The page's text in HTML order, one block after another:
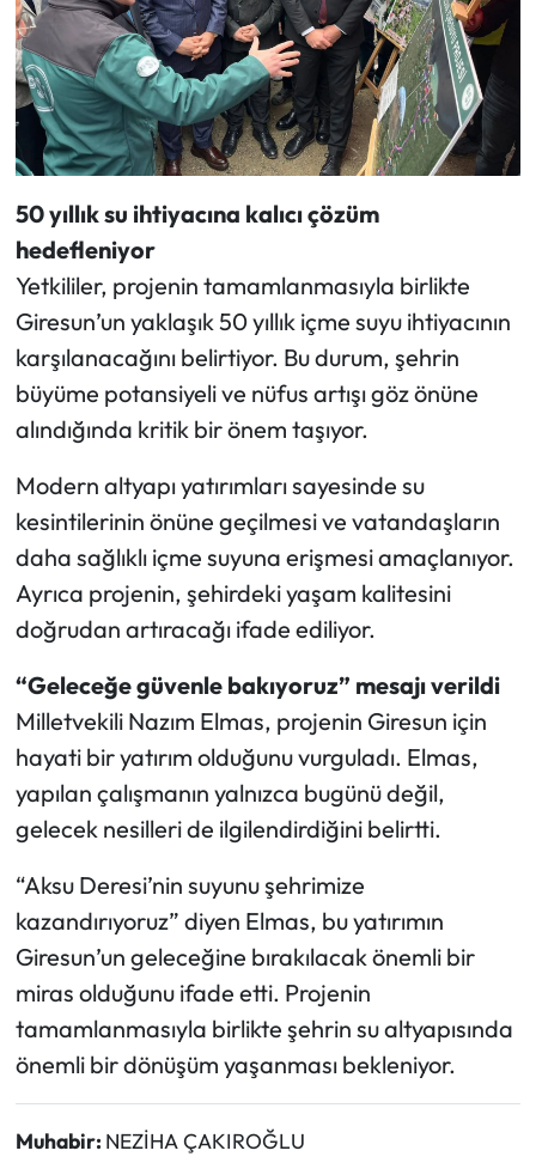
50 yıllık su ihtiyacına kalıcı çözüm
hedefleniyor
Yetkililer, projenin tamamlanmasıyla birlikte
Giresun’un yaklaşık 50 yıllık içme suyu ihtiyacının
karşılanacağını belirtiyor. Bu durum, şehrin
büyüme potansiyeli ve nüfus artışı göz önüne
alındığında kritik bir önem taşıyor.
Modern altyapı yatırımları sayesinde su
kesintilerinin önüne geçilmesi ve vatandaşların
daha sağlıklı içme suyuna erişmesi amaçlanıyor.
Ayrıca projenin, şehirdeki yaşam kalitesini
doğrudan artıracağı ifade ediliyor.
“Geleceğe güvenle bakıyoruz” mesajı verildi
Milletvekili Nazım Elmas, projenin Giresun için
hayati bir yatırım olduğunu vurguladı. Elmas,
yapılan çalışmanın yalnızca bugünü değil,
gelecek nesilleri de ilgilendirdiğini belirtti.
“Aksu Deresi’nin suyunu şehrimize
kazandırıyoruz” diyen Elmas, bu yatırımın
Giresun’un geleceğine bırakılacak önemli bir
miras olduğunu ifade etti. Projenin
tamamlanmasıyla birlikte şehrin su altyapısında
önemli bir dönüşüm yaşanması bekleniyor.
Muhabir: NEZİHA ÇAKIROĞLU